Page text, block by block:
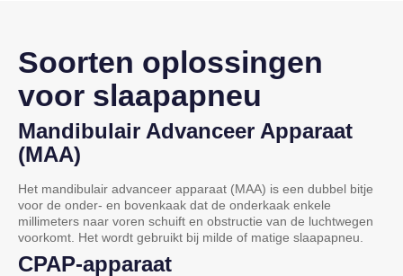
Soorten oplossingen
voor slaapapneu
Mandibulair Advanceer Apparaat
(MAA)
Het mandibulair advanceer apparaat (MAA) is een dubbel bitje
voor de onder- en bovenkaak dat de onderkaak enkele
millimeters naar voren schuift en obstructie van de luchtwegen
voorkomt. Het wordt gebruikt bij milde of matige slaapapneu.
CPAP-apparaat